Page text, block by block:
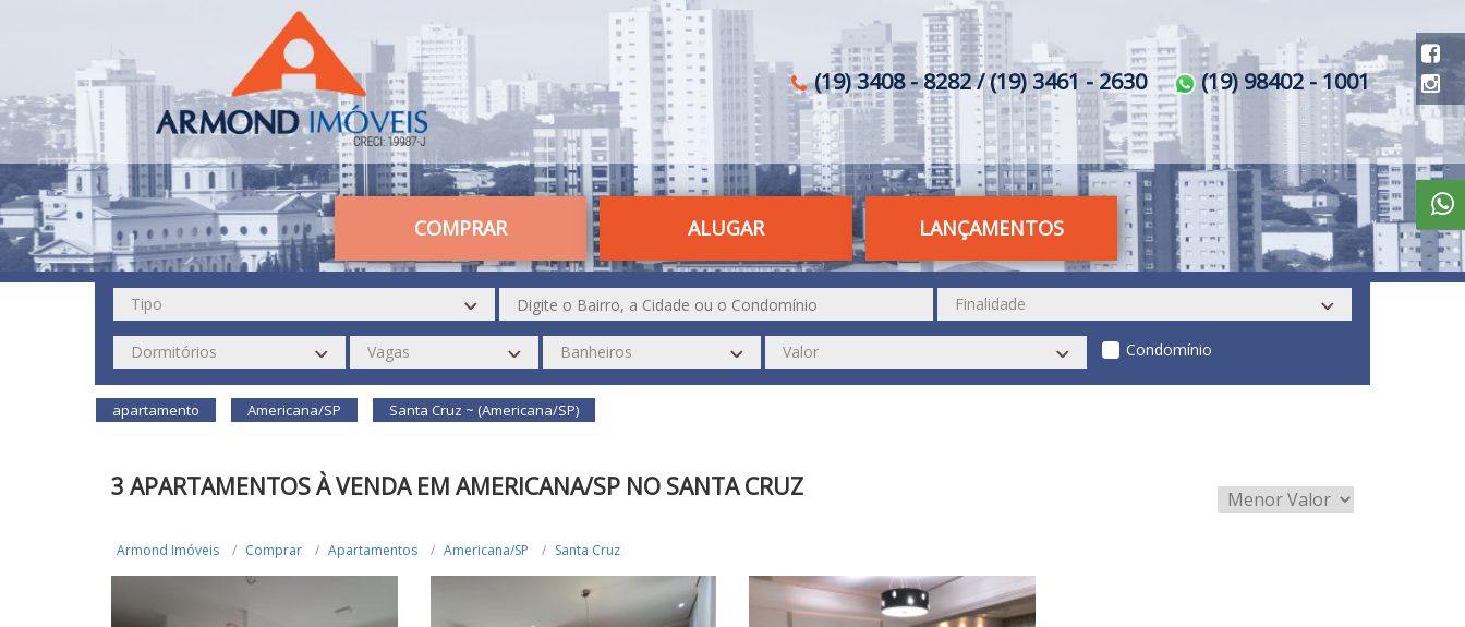
(19) 3408 - 8282 / (19) 3461 - 2630 (19) 98402 - 1001
COMPRAR ALUGAR LANÇAMENTOS
Condomínio
apartamento Americana/SP Santa Cruz ~ (Americana/SP)
3 APARTAMENTOS À VENDA EM AMERICANA/SP NO SANTA CRUZ
Armond Imóveis Comprar Apartamentos Americana/SP Santa Cruz
R$ 430.000,00 VENDA R$ 636.000,00 VENDA R$ 870.000,00 VENDA